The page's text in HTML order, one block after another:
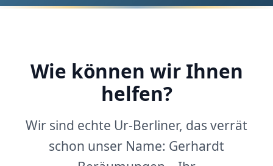
Wie können wir Ihnen
helfen?
Wir sind echte Ur-Berliner, das verrät
schon unser Name: Gerhardt